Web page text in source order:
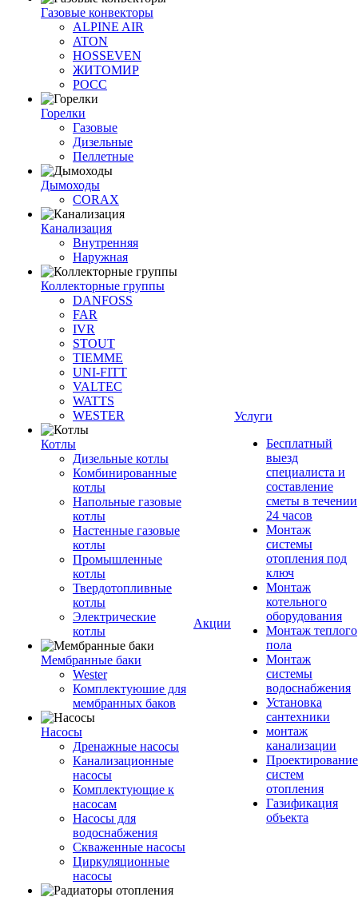
Газовые конвекторы
ALPINE AIR
ATON
HOSSEVEN
ЖИТОМИР
РОСС
Горелки
Газовые
Дизельные
Пеллетные
Дымоходы
CORAX
Канализация
Внутренняя
Наружная
Коллекторные группы
DANFOSS
FAR
IVR
STOUT
TIEMME
UNI-FITT
VALTEC
WATTS
WESTER
Котлы
Дизельные котлы
Комбинированные
котлы
Напольные газовые
котлы
Настенные газовые
котлы
Промышленные
котлы
Твердотопливные
котлы
Электрические
котлы
Мембранные баки
Wester
Комплектуюшие для
мембранных баков
Насосы
Дренажные насосы
Канализационные
насосы
Комплектующие к
насосам
Насосы для
водоснабжения
Скваженные насосы
Циркуляционные
насосы
Акции
Услуги
Бесплатный
выезд
специалиста и
составление
сметы в течении
24 часов
Монтаж
системы
отопления под
ключ
Монтаж
котельного
оборудования
Монтаж теплого
пола
Монтаж
системы
водоснабжения
Установка
сантехники
монтаж
канализации
Проектирование
систем
отопления
Газификация
объекта